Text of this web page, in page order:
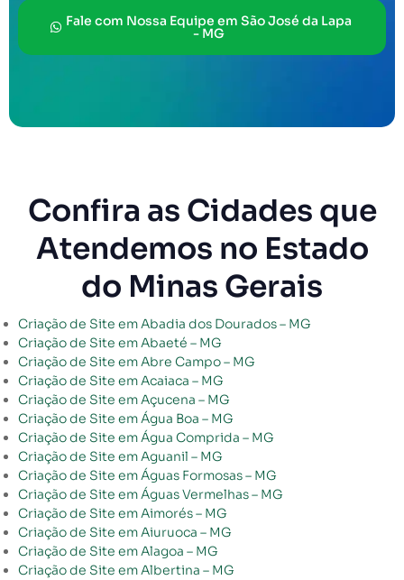
Fale com Nossa Equipe em São José da Lapa
- MG
Confira as Cidades que
Atendemos no Estado
do Minas Gerais
Criação de Site em Abadia dos Dourados – MG
Criação de Site em Abaeté – MG
Criação de Site em Abre Campo – MG
Criação de Site em Acaiaca – MG
Criação de Site em Açucena – MG
Criação de Site em Água Boa – MG
Criação de Site em Água Comprida – MG
Criação de Site em Aguanil – MG
Criação de Site em Águas Formosas – MG
Criação de Site em Águas Vermelhas – MG
Criação de Site em Aimorés – MG
Criação de Site em Aiuruoca – MG
Criação de Site em Alagoa – MG
Criação de Site em Albertina – MG